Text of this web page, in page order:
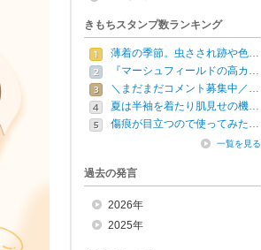
きもちスタンプ数ランキング
薄着の季節。虫さされ跡や色…
『マーシュフィールドの高カ…
＼まだまだコメント募集中／…
夏は半袖を着たり肌見せの機…
傷痕が目立つので使ってみた…
一覧を見る
過去の発言
2026年
2025年